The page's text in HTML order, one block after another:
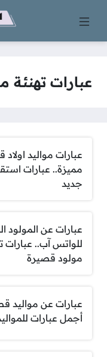
عبارات تهنئة
عبارات مواليد
مميزة.. عبارات
جديد
عبارات عن المولود
للواتس آب.. عبارات
مولود قصيرة
عبارات عن مواليد
أجمل عبارات